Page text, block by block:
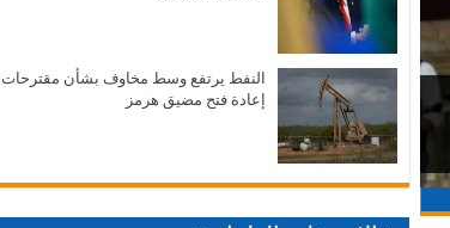
النفط يرتفع وسط مخاوف بشأن مقترحات
إعادة فتح مضيق هرمز